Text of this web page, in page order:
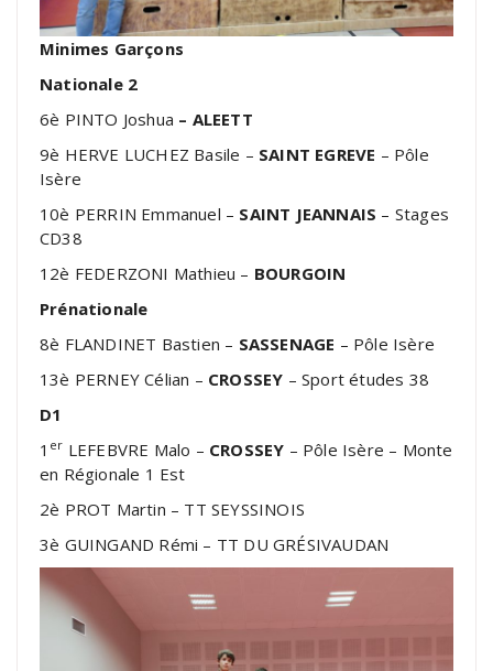
Minimes Garçons
Nationale 2
6è PINTO Joshua – ALEETT
9è HERVE LUCHEZ Basile – SAINT EGREVE – Pôle
Isère
10è PERRIN Emmanuel – SAINT JEANNAIS – Stages
CD38
12è FEDERZONI Mathieu – BOURGOIN
Prénationale
8è FLANDINET Bastien – SASSENAGE – Pôle Isère
13è PERNEY Célian – CROSSEY – Sport études 38
D1
1 er LEFEBVRE Malo – CROSSEY – Pôle Isère – Monte
en Régionale 1 Est
2è PROT Martin – TT SEYSSINOIS
3è GUINGAND Rémi – TT DU GRÉSIVAUDAN